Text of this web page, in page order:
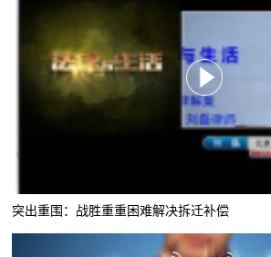
突出重围：战胜重重困难解决拆迁补偿